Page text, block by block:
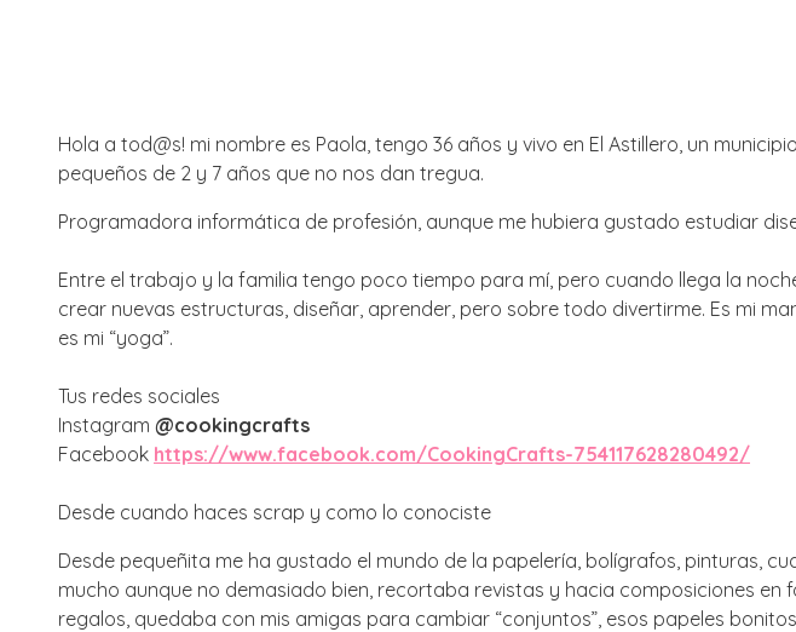
Hola a tod@s! mi nombre es Paola, tengo 36 años y vivo en El Astillero, un
pequeños de 2 y 7 años que no nos dan tregua.
Programadora informática de profesión, aunque me hubiera gustado estudiar
Entre el trabajo y la familia tengo poco tiempo para mí, pero cuando llega la
crear nuevas estructuras, diseñar, aprender, pero sobre todo divertirme. Es mi
es mi “yoga”.
Tus redes sociales
Instagram @cookingcrafts
Facebook https://www.facebook.com/CookingCrafts-754117628280492/
Desde cuando haces scrap y como lo conociste
Desde pequeñita me ha gustado el mundo de la papelería, bolígrafos, pinturas,
mucho aunque no demasiado bien, recortaba revistas y hacia composiciones
regalos, quedaba con mis amigas para cambiar “conjuntos”, esos papeles